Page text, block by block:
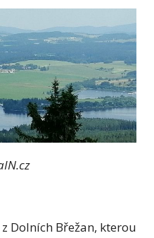
Dolních Břežan, kterou